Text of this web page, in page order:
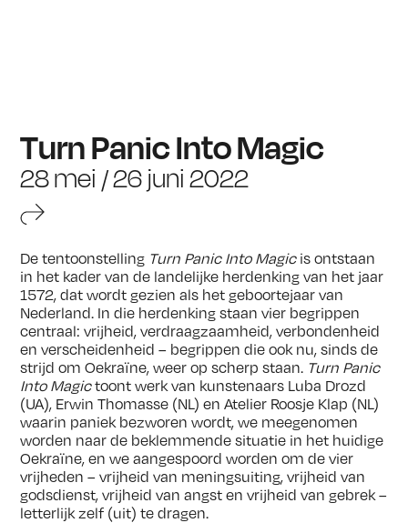
Turn Panic Into Magic
28 mei / 26 juni 2022
De tentoonstelling Turn Panic Into Magicis ontstaan
in het kader van de landelijke herdenking van het jaar
1572, dat wordt gezien als het geboortejaar van
Nederland. In die herdenking staan vier begrippen
centraal: vrijheid, verdraagzaamheid, verbondenheid
en verscheidenheid – begrippen die ook nu, sinds de
strijd om Oekraïne, weer op scherp staan. Turn Panic
Into Magictoont werk van kunstenaars Luba Drozd
(UA), Erwin Thomasse (NL) en Atelier Roosje Klap (NL)
waarin paniek bezworen wordt, we meegenomen
worden naar de beklemmende situatie in het huidige
Oekraïne, en we aangespoord worden om de vier
vrijheden – vrijheid van meningsuiting, vrijheid van
godsdienst, vrijheid van angst en vrijheid van gebrek –
letterlijk zelf (uit) te dragen.